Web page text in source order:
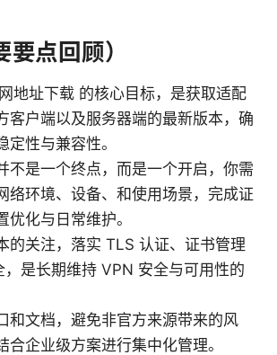
点回顾）
地址下载 的核心目标，是获取适配
客户端以及服务器端的最新版本，确
定性与兼容性。
不是一个终点，而是一个开启，你需
络环境、设备、和使用场景，完成证
优化与日常维护。
的关注，落实 TLS 认证、证书管理
，是长期维持 VPN 安全与可用性的
和文档，避免非官方来源带来的风
合企业级方案进行集中化管理。